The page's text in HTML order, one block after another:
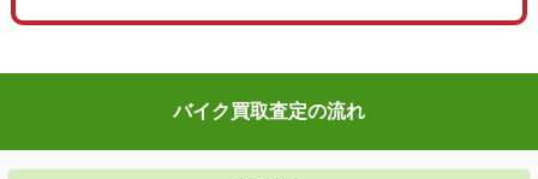
バイク買取査定の流れ